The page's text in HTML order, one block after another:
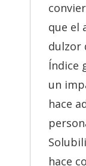
que el
dulzor
Índice
un
hace
hace